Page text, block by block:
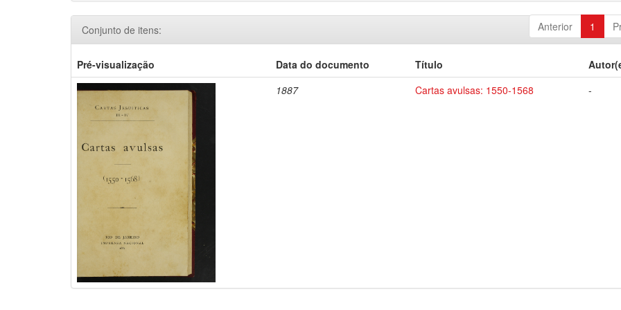
Anterior 1
Conjunto de itens:
Pré-visualização Data do documento Título
1887
Cartas avulsas: 1550-1568 -